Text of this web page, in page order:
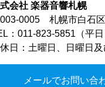
会社 楽器音響札幌
0005 札幌市白石
：011-823-5851（平日
日：土曜日、日曜日及
メールでお問い合